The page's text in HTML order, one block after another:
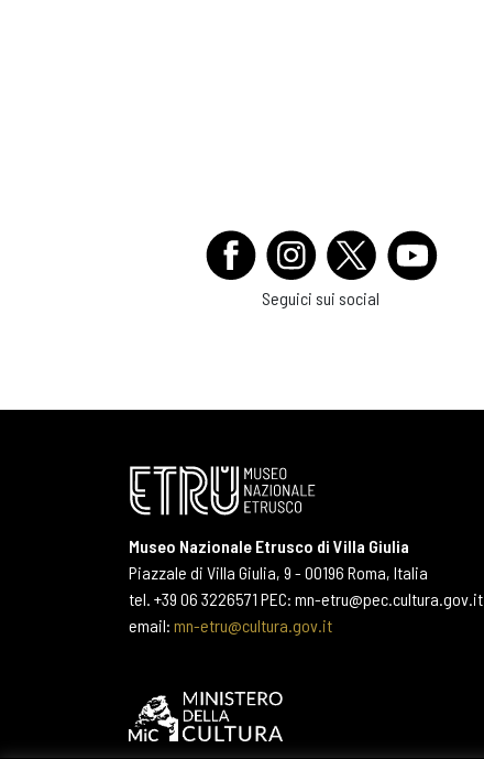
Seguici sui social
Museo Nazionale Etrusco di Villa Giulia
Piazzale di Villa Giulia, 9 - 00196 Roma, Italia
tel. +39 06 3226571 PEC: mn-etru@pec.cultura.gov.it
email: mn-etru@cultura.gov.it